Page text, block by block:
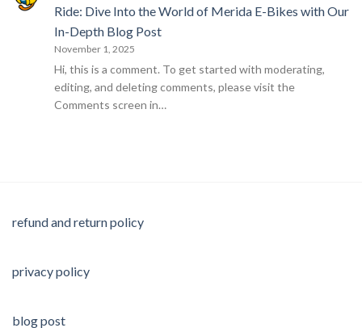
Ride: Dive Into the World of Merida E-Bikes with Our
In-Depth Blog Post
November 1, 2025
Hi, this is a comment. To get started with moderating,
editing, and deleting comments, please visit the
Comments screen in…
refund and return policy
privacy policy
blog post